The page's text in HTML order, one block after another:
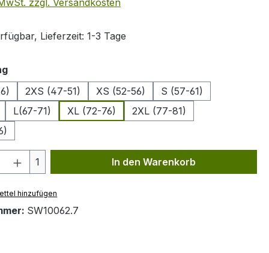
zzgl. Versandkosten
Lieferzeit: 1-3 Tage
auswählen
2XS (47-51) XS (52-56)
S (57-61)
L(67-71)
XL (72-76)
2XL (77-81)
Gib den gewünschten Wert
1 In den Warenkorb
hinzufügen
SW10062.7